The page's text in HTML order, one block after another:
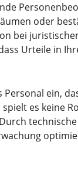
oder
bei
Urteile in
Personal ein,
es keine